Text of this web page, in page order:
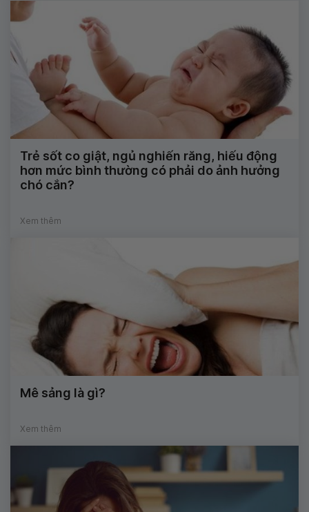
Trẻ sốt co giật, ngủ nghiến răng, hiếu động
hơn mức bình thường có phải do ảnh hưởng
chó cắn?
Xem thêm
Mê sảng là gì?
Xem thêm